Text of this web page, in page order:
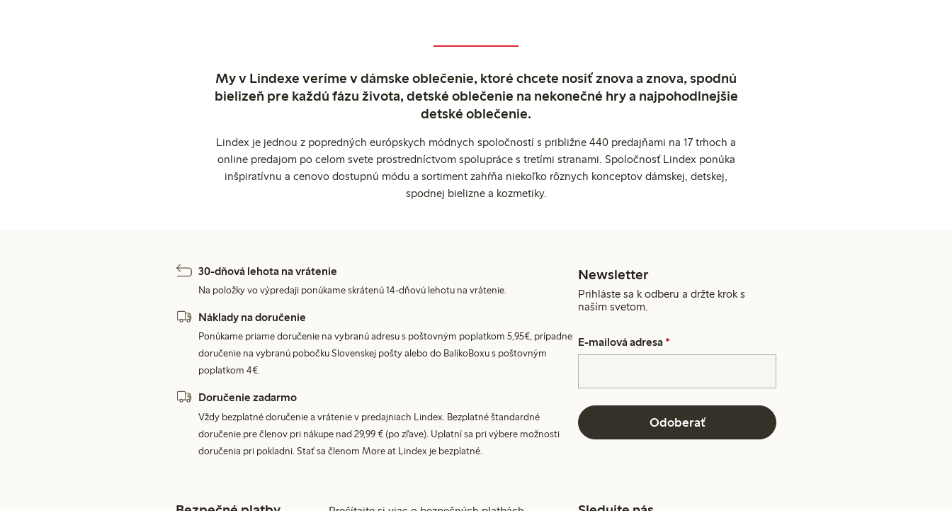
My v Lindexe veríme v dámske oblečenie, ktoré chcete nosiť znova a znova, spodnú
bielizeň pre každú fázu života, detské oblečenie na nekonečné hry a najpohodlnejšie
detské oblečenie.
Lindex je jednou z popredných európskych módnych spoločností s približne 440 predajňami na 17 trhoch a
online predajom po celom svete prostredníctvom spolupráce s tretími stranami. Spoločnosť Lindex ponúka
inšpiratívnu a cenovo dostupnú módu a sortiment zahŕňa niekoľko rôznych konceptov dámskej, detskej,
spodnej bielizne a kozmetiky.
30-dňová lehota na vrátenie
Na položky vo výpredaji ponúkame skrátenú 14-dňovú lehotu na vrátenie.
Náklady na doručenie
Ponúkame priame doručenie na vybranú adresu s poštovným poplatkom 5,95€, prípadne
doručenie na vybranú pobočku Slovenskej pošty alebo do BalíkoBoxu s poštovným
poplatkom 4€.
Doručenie zadarmo
Vždy bezplatné doručenie a vrátenie v predajniach Lindex. Bezplatné štandardné
doručenie pre členov pri nákupe nad 29,99 € (po zľave). Uplatní sa pri výbere možnosti
doručenia pri pokladni. Stať sa členom More at Lindex je bezplatné.
Newsletter
Prihláste sa k odberu a držte krok s
naším svetom.
E-mailová adresa *
Odoberať